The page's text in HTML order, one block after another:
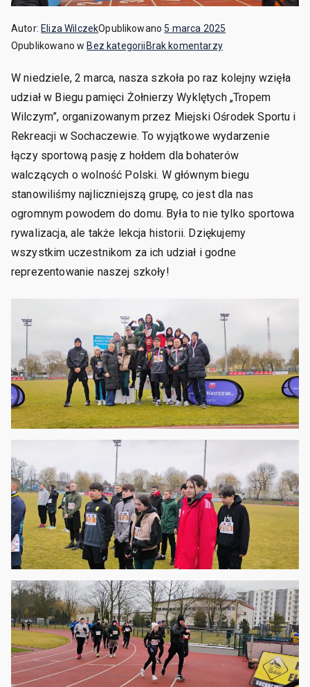
Autor: Eliza WilczekOpublikowano 5 marca 2025
Opublikowano w Bez kategorii Brak komentarzy
W niedziele, 2 marca, nasza szkoła po raz kolejny wzięła
udział w Biegu pamięci Żołnierzy Wyklętych „Tropem
Wilczym”, organizowanym przez Miejski Ośrodek Sportu i
Rekreacji w Sochaczewie. To wyjątkowe wydarzenie
łączy sportową pasję z hołdem dla bohaterów
walczących o wolność Polski. W głównym biegu
stanowiliśmy najliczniejszą grupę, co jest dla nas
ogromnym powodem do domu. Była to nie tylko sportowa
rywalizacja, ale także lekcja historii. Dziękujemy
wszystkim uczestnikom za ich udział i godne
reprezentowanie naszej szkoły!